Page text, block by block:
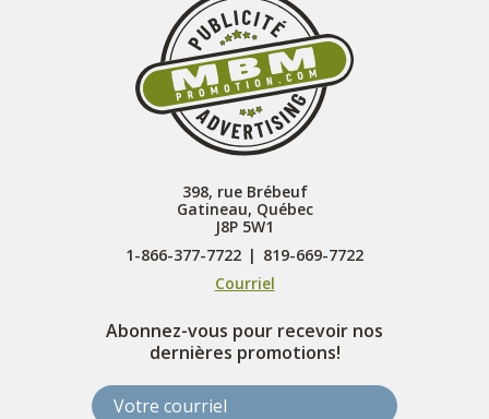
398, rue Brébeuf
Gatineau, Québec
J8P 5W1
1-866-377-7722 | 819-669-7722
Courriel
Abonnez-vous pour recevoir nos
dernières promotions!
Votre courriel